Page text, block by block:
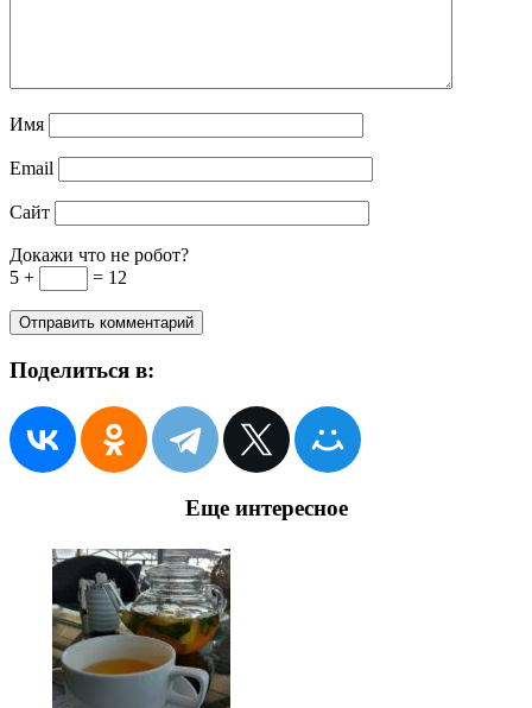
Имя
Email
Сайт
Докажи что не робот?
5 +
= 12
Поделиться в:
Еще интересное